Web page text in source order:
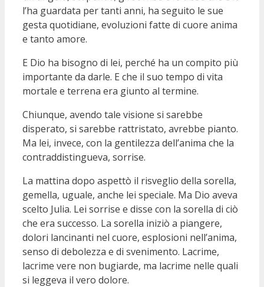
l’ha guardata per tanti anni, ha seguito le sue
gesta quotidiane, evoluzioni fatte di cuore anima
e tanto amore.
E Dio ha bisogno di lei, perché ha un compito più
importante da darle. E che il suo tempo di vita
mortale e terrena era giunto al termine.
Chiunque, avendo tale visione si sarebbe
disperato, si sarebbe rattristato, avrebbe pianto.
Ma lei, invece, con la gentilezza dell’anima che la
contraddistingueva, sorrise.
La mattina dopo aspettò il risveglio della sorella,
gemella, uguale, anche lei speciale. Ma Dio aveva
scelto Julia. Lei sorrise e disse con la sorella di ciò
che era successo. La sorella iniziò a piangere,
dolori lancinanti nel cuore, esplosioni nell’anima,
senso di debolezza e di svenimento. Lacrime,
lacrime vere non bugiarde, ma lacrime nelle quali
si leggeva il vero dolore.